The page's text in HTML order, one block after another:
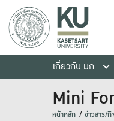
เกี่ยวกับ มก.
Mini
หน้าหลัก ข่าวสาร/